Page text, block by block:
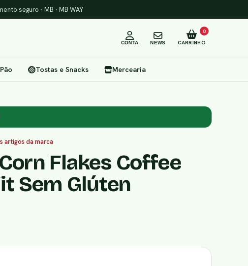
seguro · MB · MB WAY
CONTA NEWS CARRINHO
0
Tostas e Snacks Mercearia
artigos da marca
Flakes Coffee
Sem Glúten